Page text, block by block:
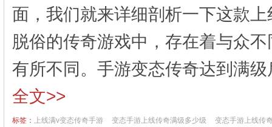
面，我们就来详细剖析一下这款
脱俗的传奇游戏中，存在着与众
有所不同。手游变态传奇达到满
全文>>
标签： 上线满v变态传奇手游 变态手游上线传奇满级多少级 变态手游上线传